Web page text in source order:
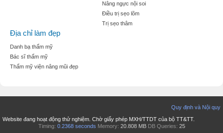
Nâng ngực nội soi
Điều trị sẹo lõm
Trị sẹo thâm
Địa chỉ làm đẹp
Danh bạ thẩm mỹ
Bác sĩ thẩm mỹ
Thẩm mỹ viện nâng mũi đẹp
Quy định và Nội quy
Website đang hoạt động thử nghiệm. Chờ giấy phép MXH/TTDT của bộ TT&TT.
Timing: 0.2368 seconds Memory: 20.808 MB DB Queries: 25